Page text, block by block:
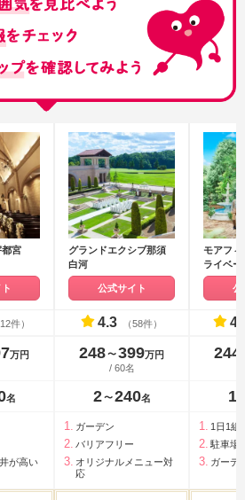
都宮
グランドエクシブ那須
白河
公式サイト
モアフィ
ライベ
公
件） 4.3 （58件）
万円
248〜399万円
/ 60名
244
名 2 〜 240名 1
が高い
ガーデン
バリアフリー
オリジナルメニュー対
応
1日1組
駐車場
ガーデ